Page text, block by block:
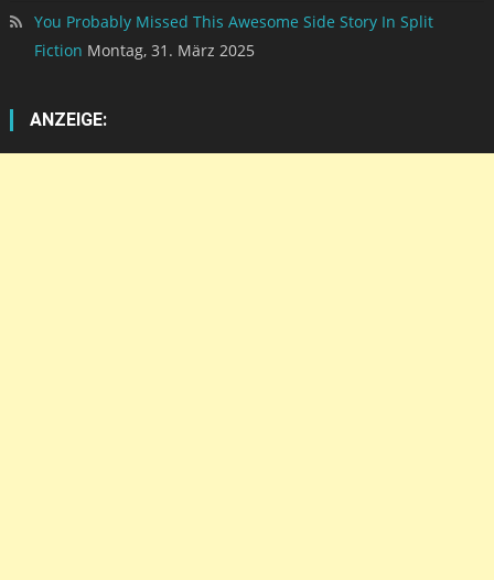
You Probably Missed This Awesome Side Story In Split
Fiction Montag, 31. März 2025
ANZEIGE: